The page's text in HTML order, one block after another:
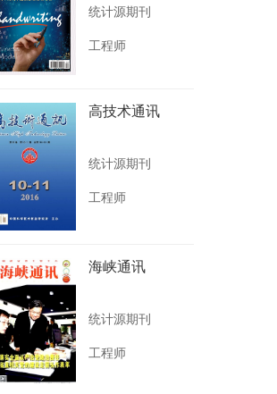
统计源期刊
工程师
高技术通讯
统计源期刊
工程师
海峡通讯
统计源期刊
工程师